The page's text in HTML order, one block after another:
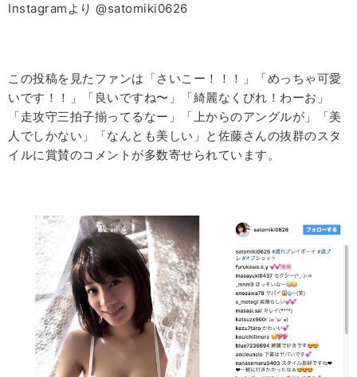
Instagramより @satomiki0626
この投稿を見たファンは「さいこー！！！」「めっちゃ可愛
いです！！」「良いですね〜」「綺麗なくびれ！わーお」
「走攻守三拍子揃ってるなー」「上からのアングルが」「美
人でしかない」「なんとも美しい」と佐藤さんの抜群のスタ
イルに賞賛のコメントが多数寄せられています。